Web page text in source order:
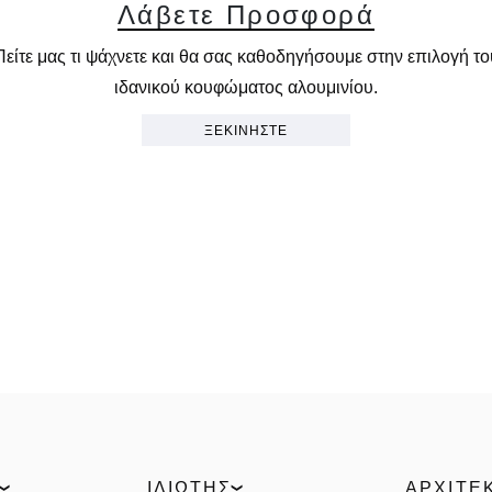
Λάβετε Προσφορά
μας τι ψάχνετε και θα σας καθοδηγήσουμε στην επιλογή
ιδανικού κουφώματος αλουμινίου.
ΞΕΚΙΝΗΣΤΕ